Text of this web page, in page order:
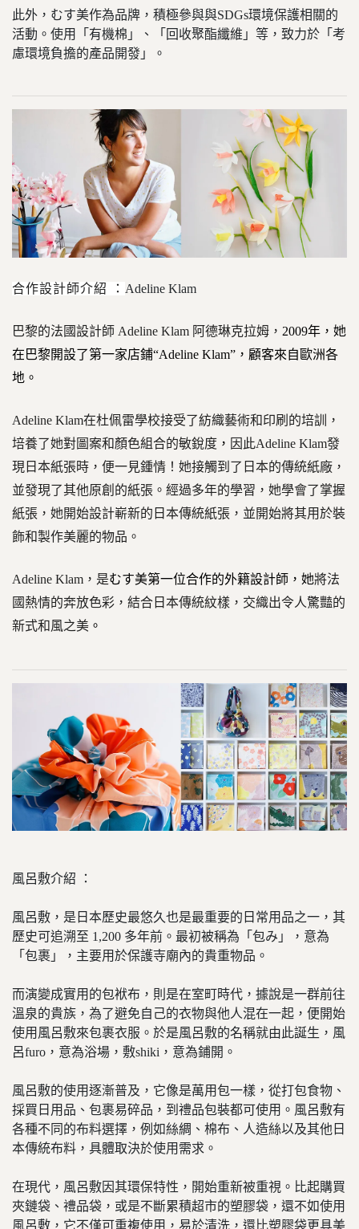
此外，むす美作為品牌，積極參與與SDGs環境保護相關的
活動。使用「有機棉」、「回收聚酯纖維」等，致力於「考
慮環境負擔的產品開發」。
合作設計師介紹 ： Adeline Klam
巴黎的法國設計師 Adeline Klam 阿德琳克拉姆， 2009年，她
在巴黎開設了第一家店鋪“Adeline Klam”，顧客來自歐洲各
地。
Adeline Klam在杜佩雷學校接受了紡織藝術和印刷的培訓，
培養了她對圖案和顏色組合的敏銳度 ， 因此Adeline Klam發
現日本紙張時，便一見鍾情！她接觸到了日本的傳統紙廠，
並發現了其他原創的紙張。經過多年的學習，她學會了掌握
紙張，她開始設計嶄新的日本傳統紙張，並開始將其用於裝
飾和製作美麗的物品。
Adeline Klam ，是むす美第一位合作的外籍設計師，她將法
國熱情的奔放色彩，結合日本傳統紋樣，交織出令人驚豔的
新式和風之美 。
風呂敷介紹 ：
風呂敷，是日本歷史最悠久也是最重要的日常用品之一，其
歷史可追溯至 1,200 多年前。最初被稱為「包み」，意為
「包裹」，主要用於保護寺廟內的貴重物品。
而演變成實用的包袱布，則是在室町時代，據說是一群前往
溫泉的貴族，為了避免自己的衣物與他人混在一起，便開始
使用風呂敷來包裹衣服。於是風呂敷的名稱就由此誕生，風
呂furo，意為浴場，敷shiki，意為鋪開。
風呂敷的使用逐漸普及，它像是萬用包一樣，從打包食物、
採買日用品、包裹易碎品，到禮品包裝都可使用。風呂敷有
各種不同的布料選擇，例如絲綢、棉布、人造絲以及其他日
本傳統布料，具體取決於使用需求。
在現代，風呂敷因其環保特性，開始重新被重視。比起購買
夾鏈袋、禮品袋，或是不斷累積超市的塑膠袋，還不如使用
風呂敷，它不僅可重複使用，易於清洗，還比塑膠袋更具美